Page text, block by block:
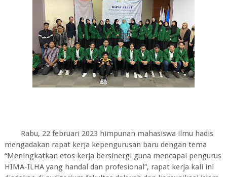
Rabu, 22 februari 2023 himpunan mahasiswa ilmu hadis
mengadakan rapat kerja kepengurusan baru dengan tema
“Meningkatkan etos kerja bersinergi guna mencapai pengurus
HIMA-ILHA yang handal dan profesional”, rapat kerja kali ini